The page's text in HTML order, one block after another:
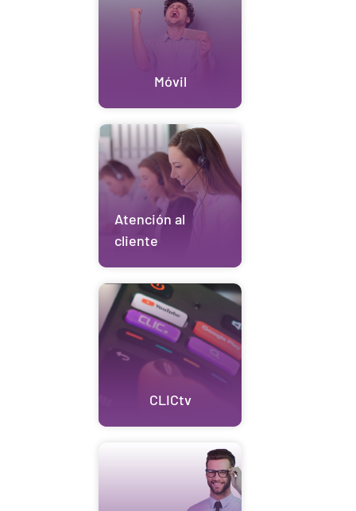
Móvil
Atención al
cliente
CLICtv